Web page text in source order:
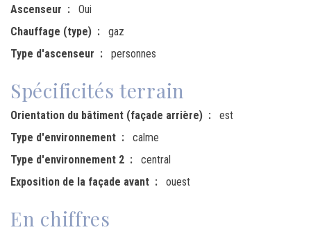
Ascenseur
Oui
Chauffage (type)
gaz
Type d'ascenseur
personnes
Spécificités terrain
Orientation du bâtiment (façade arrière)
est
Type d'environnement
calme
Type d'environnement 2
central
Exposition de la façade avant
ouest
En chiffres